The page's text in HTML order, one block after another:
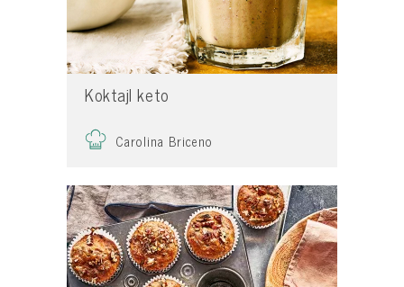
Koktajl keto
Carolina Briceno